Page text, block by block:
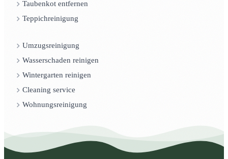
Taubenkot entfernen
Teppichreinigung
Umzugsreinigung
Wasserschaden reinigen
Wintergarten reinigen
Cleaning service
Wohnungsreinigung